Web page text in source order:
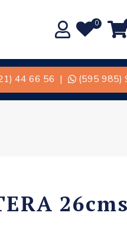
0
44 66 56 | (595 985)
26cms